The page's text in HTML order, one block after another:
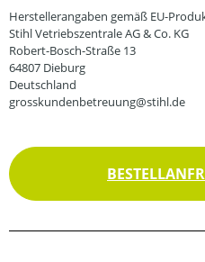
Herstellerangaben gemäß EU-
Stihl Vetriebszentrale AG & Co. KG
Robert-Bosch-Straße 13
64807 Dieburg
Deutschland
grosskundenbetreuung@stihl.de